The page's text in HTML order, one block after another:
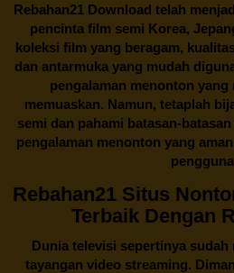
Rebahan21Download telah
pencinta film semi Korea,
koleksi film yang beragam,
dan antarmuka yang mudah
pengalaman menonton yang
memuaskan. Namun, tetaplah
semi dan pahami batasan-
pengalaman menonton yang
pengguna
Rebahan21 Situs
Terbaik Dengan
Dunia televisi sepertinya sudah
tayangan video streaming.